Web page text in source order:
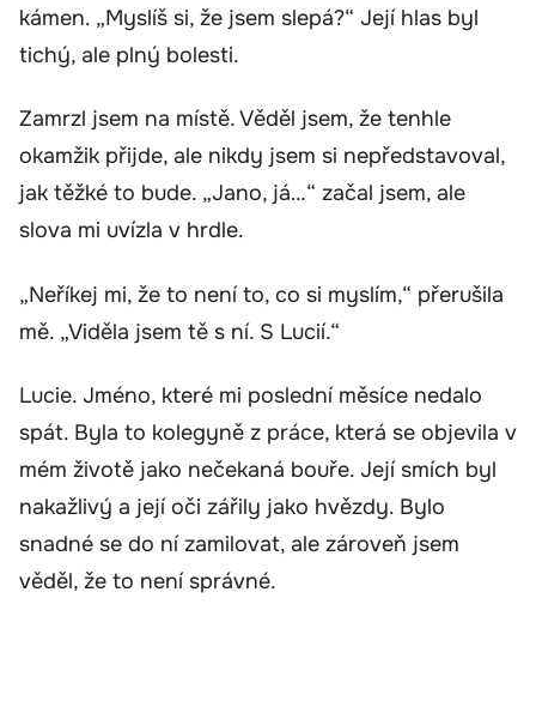
kámen. „Myslíš si, že jsem slepá?“ Její hlas byl
tichý, ale plný bolesti.
Zamrzl jsem na místě. Věděl jsem, že tenhle
okamžik přijde, ale nikdy jsem si nepředstavoval,
jak těžké to bude. „Jano, já…“ začal jsem, ale
slova mi uvízla v hrdle.
„Neříkej mi, že to není to, co si myslím,“ přerušila
mě. „Viděla jsem tě s ní. S Lucií.“
Lucie. Jméno, které mi poslední měsíce nedalo
spát. Byla to kolegyně z práce, která se objevila v
mém životě jako nečekaná bouře. Její smích byl
nakažlivý a její oči zářily jako hvězdy. Bylo
snadné se do ní zamilovat, ale zároveň jsem
věděl, že to není správné.